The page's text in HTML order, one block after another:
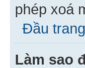
phép xoá
Đầu trang
Làm sao